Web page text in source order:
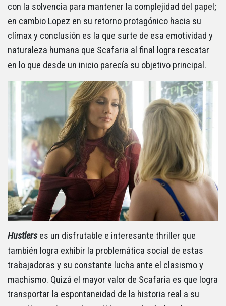
con la solvencia para mantener la complejidad del papel;
en cambio Lopez en su retorno protagónico hacia su
clímax y conclusión es la que surte de esa emotividad y
naturaleza humana que Scafaria al final logra rescatar
en lo que desde un inicio parecía su objetivo principal.
Hustlerses un disfrutable e interesante thriller que
también logra exhibir la problemática social de estas
trabajadoras y su constante lucha ante el clasismo y
machismo. Quizá el mayor valor de Scafaria es que logra
transportar la espontaneidad de la historia real a su